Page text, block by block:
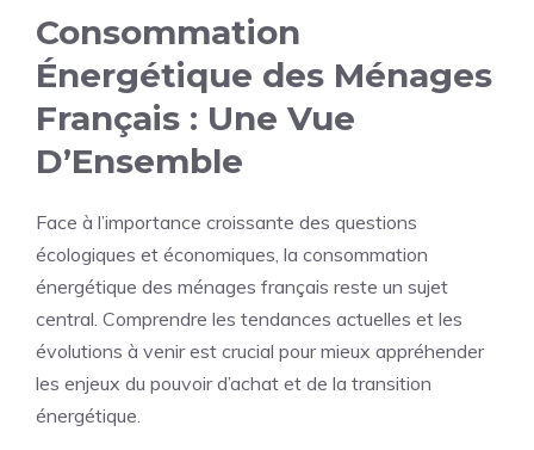
Consommation
Énergétique des Ménages
Français : Une Vue
D’Ensemble
Face à l’importance croissante des questions
écologiques et économiques, la consommation
énergétique des ménages français reste un sujet
central. Comprendre les tendances actuelles et les
évolutions à venir est crucial pour mieux appréhender
les enjeux du pouvoir d’achat et de la transition
énergétique.